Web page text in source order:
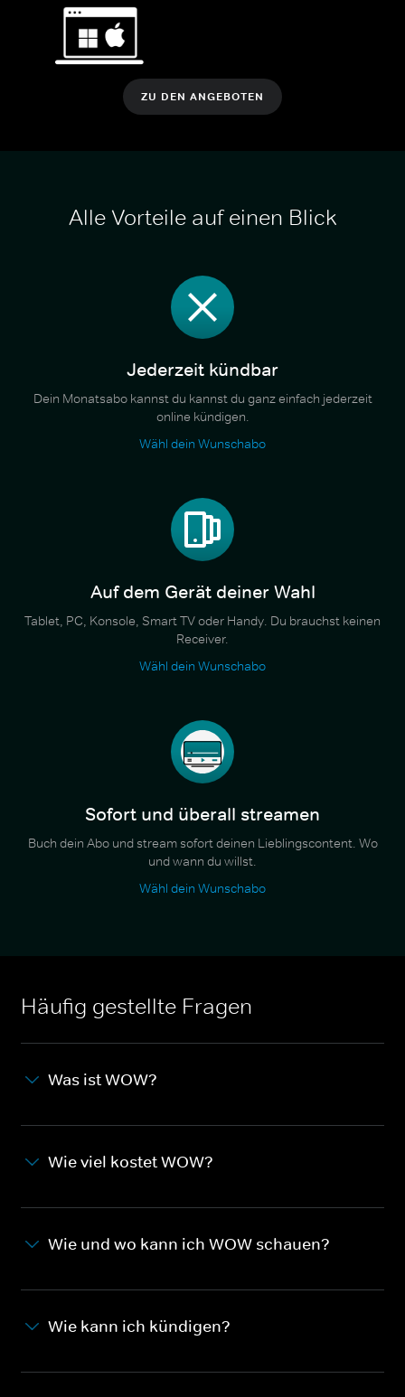
ZU DEN ANGEBOTEN
Alle Vorteile auf einen Blick
Jederzeit kündbar
Dein Monatsabo kannst du kannst du ganz einfach jederzeit
online kündigen.
Wähl dein Wunschabo
Auf dem Gerät deiner Wahl
Tablet, PC, Konsole, Smart TV oder Handy. Du brauchst keinen
Receiver.
Wähl dein Wunschabo
Sofort und überall streamen
Buch dein Abo und stream sofort deinen Lieblingscontent. Wo
und wann du willst.
Wähl dein Wunschabo
Häufig gestellte Fragen
Was ist WOW?
Wie viel kostet WOW?
Wie und wo kann ich WOW schauen?
Wie kann ich kündigen?